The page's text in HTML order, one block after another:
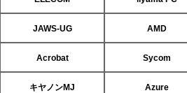
JAWS-UG AMD
Acrobat Sycom
キヤノンMJ Azure